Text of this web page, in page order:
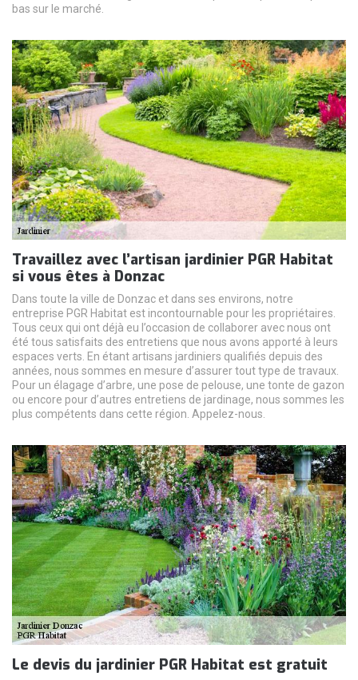
bas sur le marché.
Travaillez avec l’artisan jardinier PGR Habitat
si vous êtes à Donzac
Dans toute la ville de Donzac et dans ses environs, notre
entreprise PGR Habitat est incontournable pour les propriétaires.
Tous ceux qui ont déjà eu l’occasion de collaborer avec nous ont
été tous satisfaits des entretiens que nous avons apporté à leurs
espaces verts. En étant artisans jardiniers qualifiés depuis des
années, nous sommes en mesure d’assurer tout type de travaux.
Pour un élagage d’arbre, une pose de pelouse, une tonte de gazon
ou encore pour d’autres entretiens de jardinage, nous sommes les
plus compétents dans cette région. Appelez-nous.
Le devis du jardinier PGR Habitat est gratuit